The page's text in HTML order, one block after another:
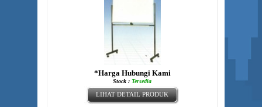
*Harga Hubungi Kami
Stock : Tersedia
LIHAT DETAIL PRODUK